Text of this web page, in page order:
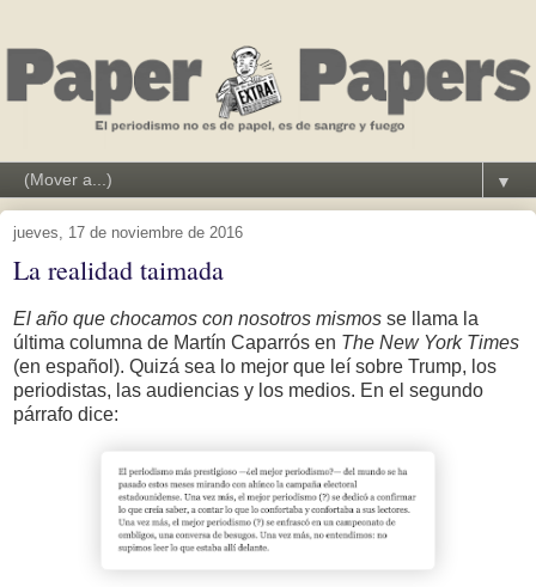
▼
jueves, 17 de noviembre de 2016
La realidad taimada
El año que chocamos con nosotros mismos se llama la
última columna de Martín Caparrós en The New York Times
(en español). Quizá sea lo mejor que leí sobre Trump, los
periodistas, las audiencias y los medios. En el segundo
párrafo dice: